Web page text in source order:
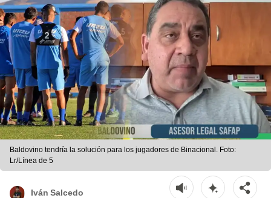
Baldovino tendría la solución para los jugadores de Binacional. Foto:
Lr/Línea de 5
Iván Salcedo